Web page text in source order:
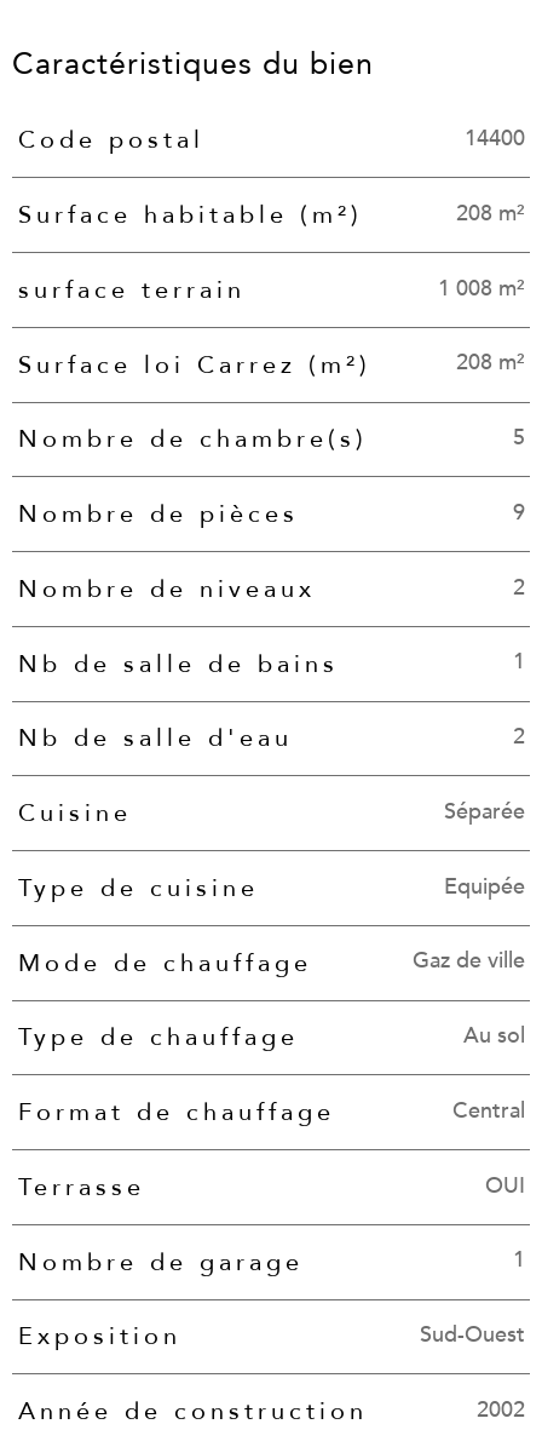
Caractéristiques du bien
Caractéristiques Valeurs
Code postal 14400
Surface habitable (m²) 208 m²
surface terrain 1 008 m²
Surface loi Carrez (m²) 208 m²
Nombre de chambre(s) 5
Nombre de pièces 9
Nombre de niveaux 2
Nb de salle de bains 1
Nb de salle d'eau 2
Cuisine Séparée
Type de cuisine Equipée
Mode de chauffage Gaz de ville
Type de chauffage Au sol
Format de chauffage Central
Terrasse OUI
Nombre de garage 1
Exposition Sud-Ouest
Année de construction 2002